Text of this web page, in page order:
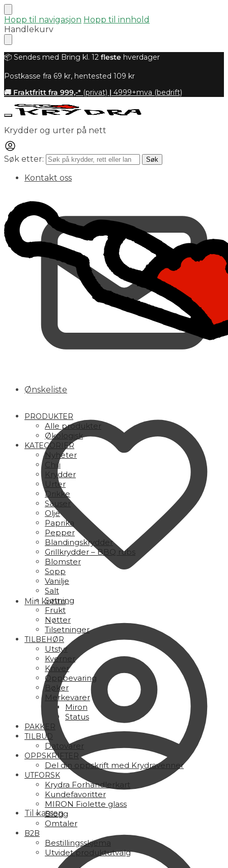
Hopp til navigasjon Hopp til innhold
Handlekurv
📦 Sendes med Bring kl. 12 fleste hverdager
Postkasse fra 69 kr, hentested 109 kr
🚚 Fraktfritt fra 999,-* (privat) | 4999+mva (bedrift)
Krydder og urter på nett
Søk etter: Søk
Kontakt oss
Ønskeliste
Min konto
Til kassen
PRODUKTER
Alle produkter
Økologisk
KATEGORIER
Nyheter
Chili
Krydder
Urter
Drikke
Sauser
Olje
Paprika
Pepper
Blandingskrydder
Grillkrydder – BBQ rubs
Blomster
Sopp
Vanilje
Salt
Søtning
Frukt
Nøtter
Tilsetninger
TILBEHØR
Utstyr
Kverner
Kniver
Oppbevaring
Bøker
Merkevarer
Miron
Status
PAKKER
TILBUD
Datovarer
OPPSKRIFTER
Del din oppskrift med Krydravenner
UTFORSK
Krydra Forhandlerkart
Kundefavoritter
MIRON Fiolette glass
Blogg
Omtaler
B2B
Bestillingsskjema
Utvidet produktutvalg